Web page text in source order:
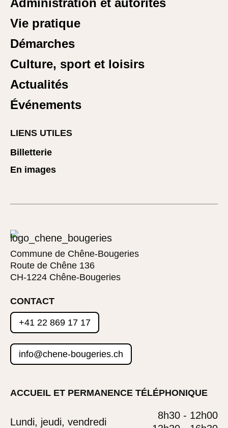
Vie pratique
Démarches
Culture, sport et loisirs
Actualités
Événements
LIENS UTILES
Billetterie
En images
Commune de Chêne-Bougeries
Route de Chêne 136
CH-1224 Chêne-Bougeries
CONTACT
+41 22 869 17 17
info@chene-bougeries.ch
ACCUEIL ET PERMANENCE TÉLÉPHONIQUE
Lundi, jeudi, vendredi
8h30 - 12h00